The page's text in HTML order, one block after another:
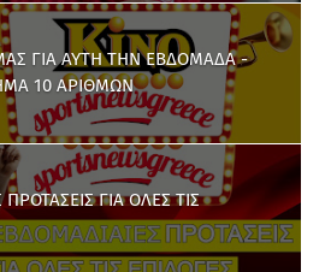
ΓΙΑ ΑΥΤΗ ΤΗΝ ΕΒΔΟΜΑΔΑ -
10 ΑΡΙΘΜΩΝ